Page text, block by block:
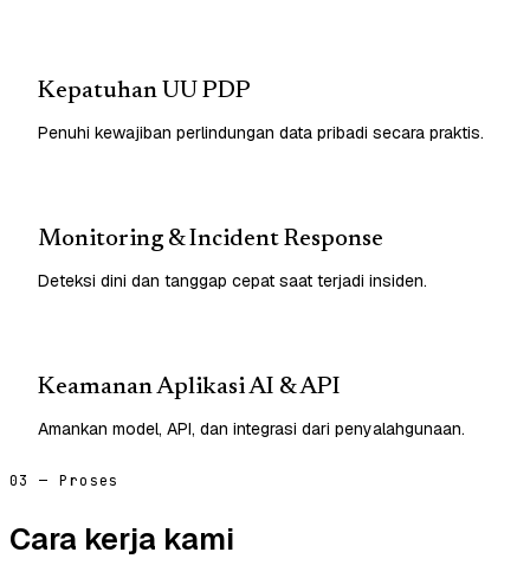
Kepatuhan UU PDP
Penuhi kewajiban perlindungan data pribadi secara praktis.
Monitoring & Incident Response
Deteksi dini dan tanggap cepat saat terjadi insiden.
Keamanan Aplikasi AI & API
Amankan model, API, dan integrasi dari penyalahgunaan.
03 — Proses
Cara kerja kami